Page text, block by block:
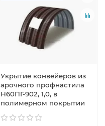
Укрытие конвейеров из
арочного профнастила
Н60ПГ-902, 1,0, в
полимерном покрытии